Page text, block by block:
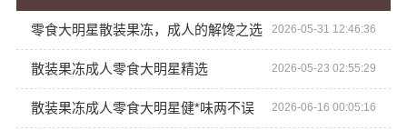
零食大明星散装果冻，成人的解馋之选 2026-05-31 12:46:36
散装果冻成人零食大明星精选 2026-05-23 02:55:29
散装果冻成人零食大明星健*味两不误 2026-06-16 00:05:16